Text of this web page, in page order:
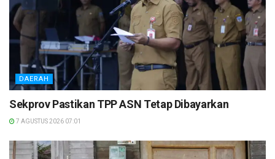
DAERAH
Sekprov Pastikan TPP ASN Tetap Dibayarkan
7 AGUSTUS 2026 07:01